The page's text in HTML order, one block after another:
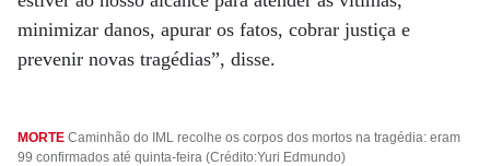
minimizar danos, apurar os fatos, cobrar justiça e
prevenir novas tragédias”, disse.
MORTE Caminhão do IML recolhe os corpos dos mortos na tragédia: eram
99 confirmados até quinta-feira (Crédito:Yuri Edmundo)